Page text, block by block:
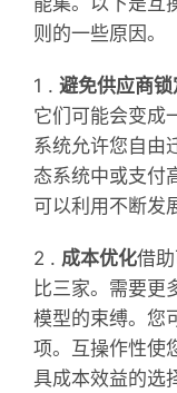
则的一些原因。
1 . 避免供应商锁
它们可能会变成
系统允许您自由
态系统中或支付
可以利用不断发
2 . 成本优化借
比三家。需要更
模型的束缚。您
项。互操作性使
具成本效益的选